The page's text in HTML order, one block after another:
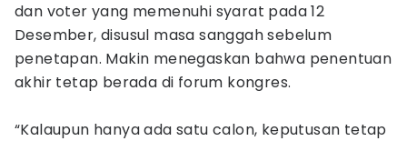
dan voter yang memenuhi syarat pada 12
Desember, disusul masa sanggah sebelum
penetapan. Makin menegaskan bahwa penentuan
akhir tetap berada di forum kongres.
“Kalaupun hanya ada satu calon, keputusan tetap